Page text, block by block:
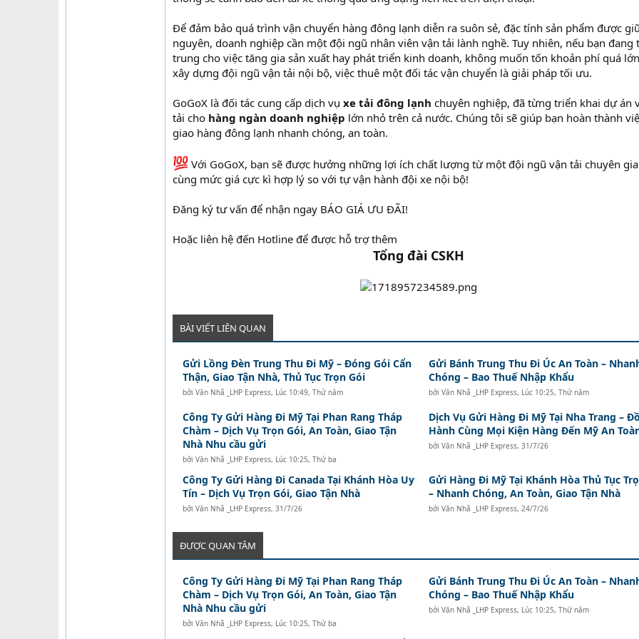
Để đảm bảo quá trình vận chuyển hàng đông lạnh diễn ra suôn sẻ, đặc tính sản phẩm được
nguyên, doanh nghiệp cần một đội ngũ nhân viên vận tải lành nghề. Tuy nhiên, nếu bạn đang
trung cho việc tăng gia sản xuất hay phát triển kinh doanh, không muốn tốn khoản phí quá
xây dựng đội ngũ vận tải nội bộ, việc thuê một đối tác vận chuyển là giải pháp tối ưu.
GoGoX là đối tác cung cấp dịch vụ xe tải đông lạnh chuyên nghiệp, đã từng triển khai dự án
tải cho hàng ngàn doanh nghiệp lớn nhỏ trên cả nước. Chúng tôi sẽ giúp bạn hoàn thành
giao hàng đông lạnh nhanh chóng, an toàn.
Với GoGoX, bạn sẽ được hưởng những lợi ích chất lượng từ một đội ngũ vận tải chuyên gia
cùng mức giá cực kì hợp lý so với tự vận hành đội xe nội bộ!
Đăng ký tư vấn để nhận ngay BÁO GIÁ ƯU ĐÃI!
Hoặc liên hệ đến Hotline để được hỗ trợ thêm
Tổng đài CSKH
BÀI VIẾT LIÊN QUAN
Gửi Lồng Đèn Trung Thu Đi Mỹ – Đóng Gói Cẩn
Thận, Giao Tận Nhà, Thủ Tục Trọn Gói
bởi Văn Nhã _LHP Express, Lúc 10:49, Thứ năm
Gửi Bánh Trung Thu Đi Úc An Toàn –
Chóng – Bao Thuế Nhập Khẩu
bởi Văn Nhã _LHP Express, Lúc 10:25, Thứ năm
Công Ty Gửi Hàng Đi Mỹ Tại Phan Rang Tháp
Chàm – Dịch Vụ Trọn Gói, An Toàn, Giao Tận
Nhà Nhu cầu gửi
bởi Văn Nhã _LHP Express, Lúc 10:25, Thứ ba
Dịch Vụ Gửi Hàng Đi Mỹ Tại Nha Trang –
Hành Cùng Mọi Kiện Hàng Đến Mỹ An
bởi Văn Nhã _LHP Express, 31/7/26
Công Ty Gửi Hàng Đi Canada Tại Khánh Hòa Uy
Tín – Dịch Vụ Trọn Gói, Giao Tận Nhà
bởi Văn Nhã _LHP Express, 31/7/26
Gửi Hàng Đi Mỹ Tại Khánh Hòa Thủ Tục
– Nhanh Chóng, An Toàn, Giao Tận Nhà
bởi Văn Nhã _LHP Express, 24/7/26
ĐƯỢC QUAN TÂM
Công Ty Gửi Hàng Đi Mỹ Tại Phan Rang Tháp
Chàm – Dịch Vụ Trọn Gói, An Toàn, Giao Tận
Nhà Nhu cầu gửi
bởi Văn Nhã _LHP Express, Lúc 10:25, Thứ ba
Gửi Bánh Trung Thu Đi Úc An Toàn –
Chóng – Bao Thuế Nhập Khẩu
bởi Văn Nhã _LHP Express, Lúc 10:25, Thứ năm